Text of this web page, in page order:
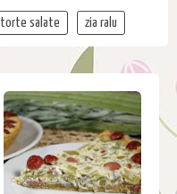
torte salate zia ralu